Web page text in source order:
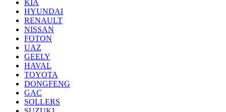
KIA
HYUNDAI
RENAULT
NISSAN
FOTON
UAZ
GEELY
HAVAL
TOYOTA
DONGFENG
GAC
SOLLERS